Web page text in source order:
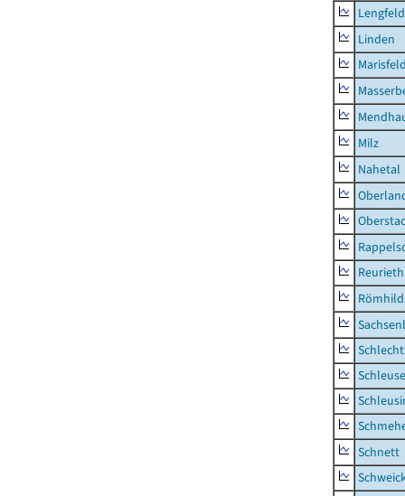
Lengfeld
Linden
Milz
Nahetal
Reurieth
Schnett